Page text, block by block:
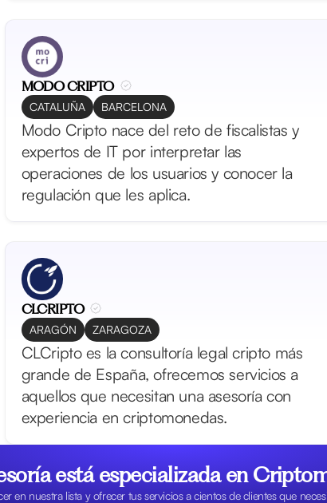
MODO CRIPTO
CATALUÑA BARCELONA
Modo Cripto nace del reto de fiscalistas y
expertos de IT por interpretar las
operaciones de los usuarios y conocer la
regulación que les aplica.
CLCRIPTO
ARAGÓN ZARAGOZA
CLCripto es la consultoría legal cripto más
grande de España, ofrecemos servicios a
aquellos que necesitan una asesoría con
experiencia en criptomonedas.
está especializada en
en nuestra lista y ofrecer tus servicios a cientos de clientes que